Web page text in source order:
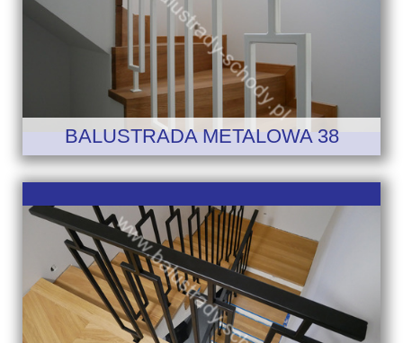
BALUSTRADA METALOWA 38